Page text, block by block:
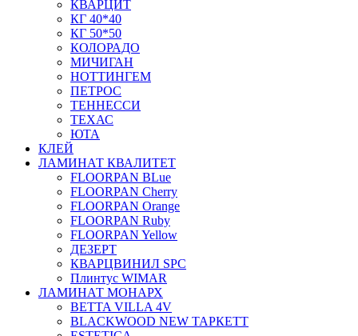
КВАРЦИТ
КГ 40*40
КГ 50*50
КОЛОРАДО
МИЧИГАН
НОТТИНГЕМ
ПЕТРОС
ТЕННЕССИ
ТЕХАС
ЮТА
КЛЕЙ
ЛАМИНАТ КВАЛИТЕТ
FLOORPAN BLue
FLOORPAN Cherry
FLOORPAN Orange
FLOORPAN Ruby
FLOORPAN Yellow
ДЕЗЕРТ
КВАРЦВИНИЛ SPC
Плинтус WIMAR
ЛАМИНАТ МОНАРХ
BETTA VILLA 4V
BLACKWOOD NEW ТАРКЕТТ